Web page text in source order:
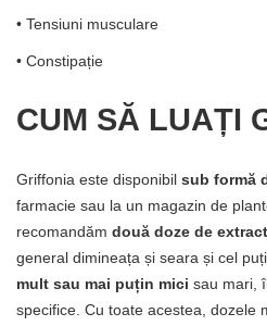
• Tensiuni musculare
• Constipație
CUM SĂ LUAȚI
Griffonia este disponibil sub formă
farmacie sau la un magazin de
recomandăm două doze de extract
general dimineața și seara și cel
mult sau mai puțin mici sau mari,
specifice. Cu toate acestea, dozele